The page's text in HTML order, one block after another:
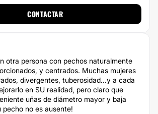
CONTACTAR
otra persona con pechos naturalmente
y centrados. Muchas mujeres
divergentes, tuberosidad...y a cada
en SU realidad, pero claro que
uñas de diámetro mayor y baja
no es ausente!